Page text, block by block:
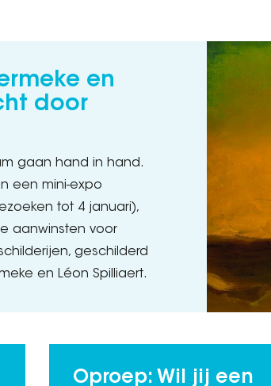
en
door
gaan hand in hand.
een mini-expo
tot 4 januari),
aanwinsten voor
geschilderd
en Léon Spilliaert.
Oproep: Wil jij een